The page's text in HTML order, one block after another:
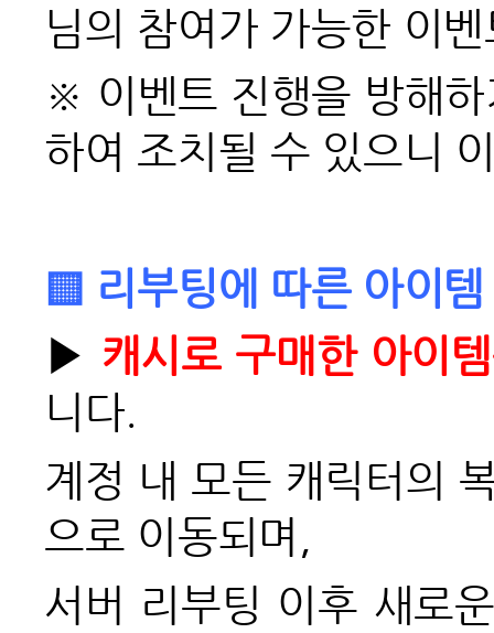
님의 참여가 가능한 이
※ 이벤트 진행을 방해
하여 조치될 수 있으니
▒ 리부팅에 따른 아이
▶ 캐시로 구매한 아이
니다.
계정 내 모든 캐릭터의
으로 이동되며,
서버 리부팅 이후 새로